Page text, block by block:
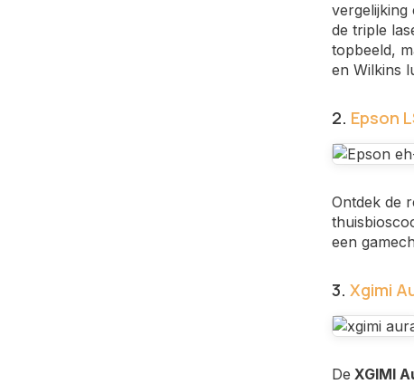
vergelijking
de triple
topbeeld,
en Wilkins
2. Epson
Ontdek de
een
3. Xgimi
De XGIMI